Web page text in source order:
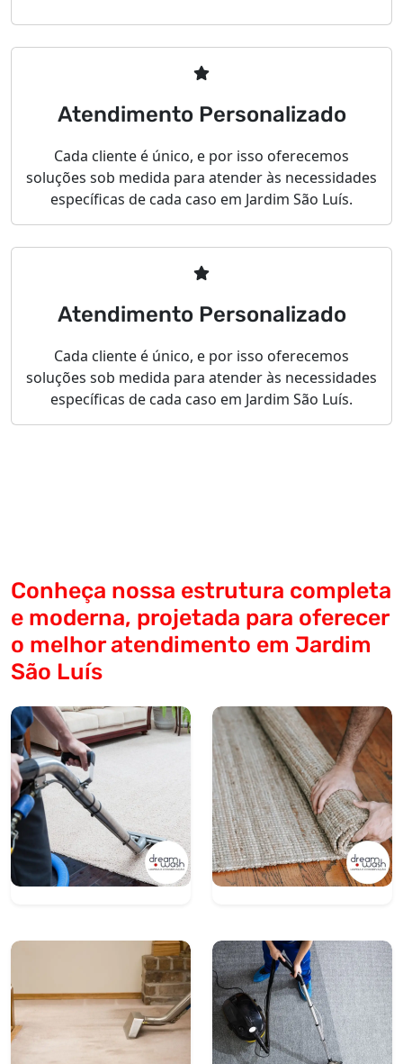
Atendimento Personalizado
Cada cliente é único, e por isso oferecemos
soluções sob medida para atender às necessidades
específicas de cada caso em Jardim São Luís.
Atendimento Personalizado
Cada cliente é único, e por isso oferecemos
soluções sob medida para atender às necessidades
específicas de cada caso em Jardim São Luís.
Conheça nossa estrutura completa
e moderna, projetada para oferecer
o melhor atendimento em Jardim
São Luís